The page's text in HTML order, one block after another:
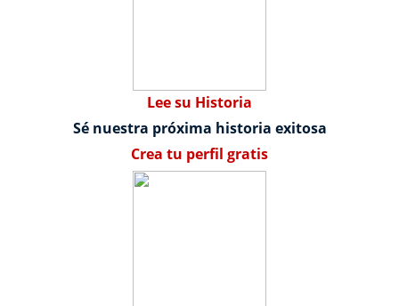
Lee su Historia
Sé nuestra próxima historia exitosa
Crea tu perfil gratis